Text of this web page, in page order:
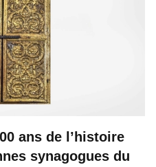
ans de l’histoire
synagogues du